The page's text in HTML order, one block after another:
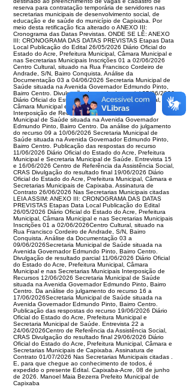
reserva para contratação temporária de servidores nas
secretarias municipais de desenvolvimento social, de
educação e de saúde do município de Capixaba. Por
meio desta retificação fica alterado o ANEXO III:
Cronograma das Datas Previstas. ONDE SE LÊ: ANEXO
III: CRONOGRAMA DAS DATAS PREVISTAS Etapas Data
Local Publicação do Edital 26/05/2026 Diário Oficial do
Estado do Acre, Prefeitura Municipal, Câmara Municipal e
nas Secretarias Municipais Inscrições 01 a 02/06/2026
Centro Cultural, situado na Rua Francisco Cordeiro de
Andrade, S/N, Bairro Conquista. Análise da
Documentação 03 a 04/06/2026 Secretaria Municipal de
Saúde situada na Avenida Governador Edmundo Pinto,
Bairro Centro. Divulgação de resultado parcial 05/06/2026
Diário Oficial do Estado do Acre, Prefeitura Municipal,
Câmara Municipal e nas Secretarias Municipais
Interposição de Recursos 08/06/2026 Secretaria
Municipal de Saúde situada na Avenida Governador
Edmundo Pinto, Bairro Centro. Da análise do julgamento
do recurso 09 a 10/06/2026 Secretaria Municipal de
Saúde situada na Avenida Governador Edmundo Pinto,
Bairro Centro. Publicação das respostas do recurso
11/06/2026 Diário Oficial do Estado do Acre, Prefeitura
Municipal e Secretaria Municipal de Saúde. Entrevista 15
e 16/06/2026 Centro de Referência da Assistência Social,
CRAS Divulgação do resultado final 19/06/2026 Diário
Oficial do Estado do Acre, Prefeitura Municipal, Câmara e
Secretarias Municipais de Capixaba. Assinatura de
Contrato 26/06/2026 Nas Secretarias Municipais citadas
LEIA ASSIM: ANEXO III: CRONOGRAMA DAS DATAS
PREVISTAS Etapas Data Local Publicação do Edital
26/05/2026 Diário Oficial do Estado do Acre, Prefeitura
Municipal, Câmara Municipal e nas Secretarias Municipais
Inscrições 01 a 02/06/2026Centro Cultural, situado na
Rua Francisco Cordeiro de Andrade, S/N, Bairro
Conquista. Análise da Documentação 03 a
09/06/2026Secretaria Municipal de Saúde situada na
Avenida Governador Edmundo Pinto, Bairro Centro.
Divulgação de resultado parcial 11/06/2026 Diário Oficial
do Estado do Acre, Prefeitura Municipal, Câmara
Municipal e nas Secretarias Municipais Interposição de
Recursos 12/06/2026 Secretaria Municipal de Saúde
situada na Avenida Governador Edmundo Pinto, Bairro
Centro. Da análise do julgamento do recurso 16 a
17/06/2026Secretaria Municipal de Saúde situada na
Avenida Governador Edmundo Pinto, Bairro Centro.
Publicação das respostas do recurso 19/06/2026 Diário
Oficial do Estado do Acre, Prefeitura Municipal e
Secretaria Municipal de Saúde. Entrevista 22 a
24/06/2026Centro de Referência da Assistência Social,
CRAS Divulgação do resultado final 29/06/2026 Diário
Oficial do Estado do Acre, Prefeitura Municipal, Câmara e
Secretarias Municipais de Capixaba. Assinatura de
Contrato 01/07/2026 Nas Secretarias Municipais citadas .
E, para que chegue ao conhecimento de todos, é
expedido o presente Edital. Capixaba-Acre, 08 de junho
de 2026. Manoel Maia Bezerra Prefeito Municipal de
Capixaba